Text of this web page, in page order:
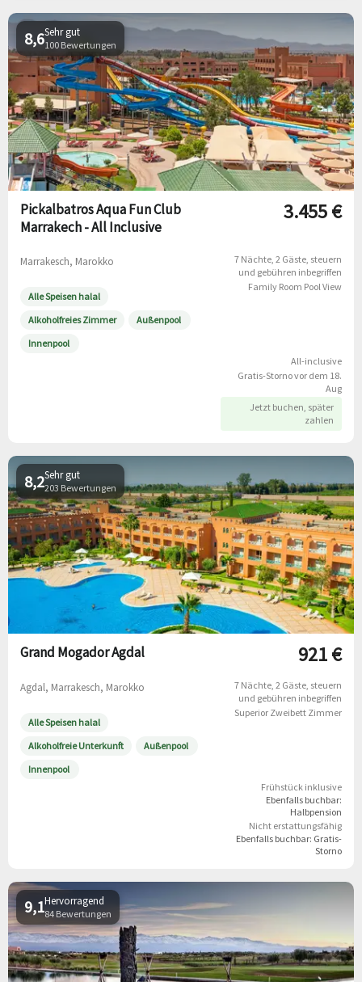
Sehr gut
100 Bewertungen
8,6
Pickalbatros Aqua Fun Club
Marrakech - All Inclusive
Marrakesch, Marokko
Alle Speisen halal
Alkoholfreies Zimmer
Außenpool
Innenpool
3.455 €
7 Nächte 2 Gäste steuern
und gebühren inbegriffen
Family Room Pool View
All-inclusive
Gratis-Storno vor dem 18.
Aug
Jetzt buchen, später
zahlen
Sehr gut
203 Bewertungen
8,2
Grand Mogador Agdal
Agdal, Marrakesch, Marokko
Alle Speisen halal
Alkoholfreie Unterkunft
Außenpool
Innenpool
921 €
7 Nächte 2 Gäste steuern
und gebühren inbegriffen
Superior Zweibett Zimmer
Frühstück inklusive
Ebenfalls buchbar:
Halbpension
Nicht erstattungsfähig
Ebenfalls buchbar: Gratis-
Storno
Hervorragend
84 Bewertungen
9,1